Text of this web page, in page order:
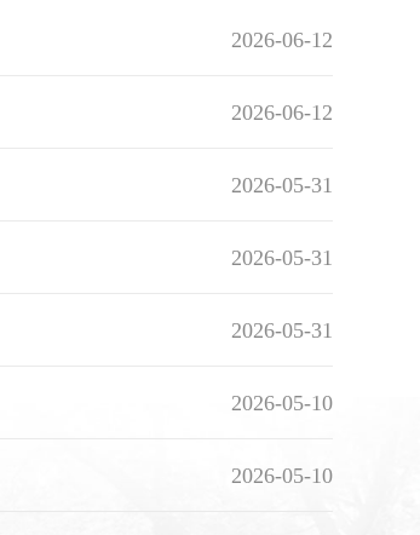
2026-06-12
2026-06-12
2026-05-31
2026-05-31
2026-05-31
2026-05-10
2026-05-10